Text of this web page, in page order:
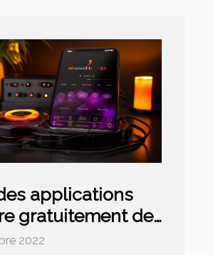
applications
gratuitement de
sur iPhone et
2022